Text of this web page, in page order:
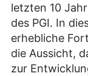
letzten 10
des PGI. In
erhebliche
die Aussicht,
zur